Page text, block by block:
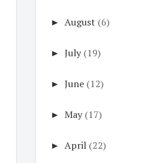
► August (6)
► July (19)
► June (12)
► May (17)
► April (22)